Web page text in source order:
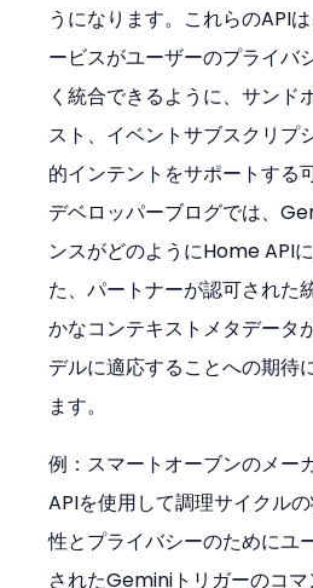
うになります。これらのAPI
ービスがユーザーのプライバ
く統合できるように、サンド
スト、イベントサブスクリプ
的インテントをサポートする
デベロッパーブログでは、
ンスがどのようにHome API
た、パートナーが認可された
かなコンテキストメタデータ
デルに適応することへの期待
ます。
例：スマートオーブンのメー
APIを使用して調理サイクル
性とプライバシーのためにユ
されたGeminiトリガーのコ